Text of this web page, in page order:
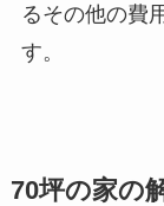
るその他の費
す。
70坪の家の